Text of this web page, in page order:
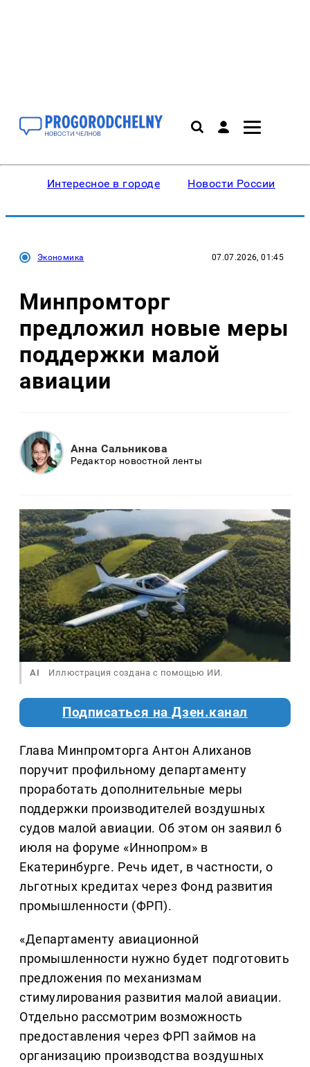
Интересное в городе Новости России
Экономика 07.07.2026, 01:45
Минпромторг
предложил новые меры
поддержки малой
авиации
Анна Сальникова
Редактор новостной ленты
AI Иллюстрация создана с помощью ИИ.
Подписаться на Дзен.канал
Глава Минпромторга Антон Алиханов
поручит профильному департаменту
проработать дополнительные меры
поддержки производителей воздушных
судов малой авиации. Об этом он заявил 6
июля на форуме «Иннопром» в
Екатеринбурге. Речь идет, в частности, о
льготных кредитах через Фонд развития
промышленности (ФРП).
«Департаменту авиационной
промышленности нужно будет подготовить
предложения по механизмам
стимулирования развития малой авиации.
Отдельно рассмотрим возможность
предоставления через ФРП займов на
организацию производства воздушных